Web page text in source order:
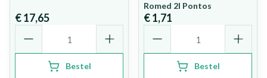
€ 17,65
Bestel
Romed 2l Pontos
€ 1,71
Bestel